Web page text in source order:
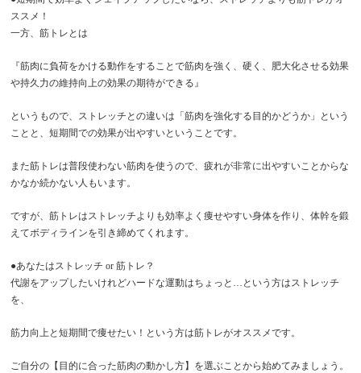
ススメ！
一方、筋トレとは
『筋肉に負荷をかける動作をすることで筋肉を強く、硬く、肥大化させる効果
や持久力の維持向上の効果の期待ができる』
というもので、ストレッチとの違いは「筋肉を強化する目的かどうか」という
ことと、短期間での効果が出やすいということです。
また筋トレは普段使わない筋肉を使うので、疲れが非常に出やすいことからな
かなか続かない人もいます。
ですが、筋トレはストレッチよりも効率よく痩せやすい身体を作り、体幹を鍛
えてボディラインを引き締めてくれます。
●あなたはストレッチ or 筋トレ？
代謝をアップしたいけれどハードな運動はちょっと…という方はストレッチ
を、
筋力向上と短期間で痩せたい！という方は筋トレがオススメです。
ご自分の【目的に合った筋肉の動かし方】を選ぶことから始めてみましょう。